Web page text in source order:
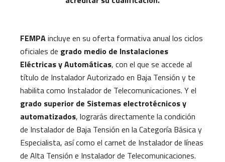
FEMPAincluye en su oferta formativa anual los ciclos
oficiales de grado medio de Instalaciones
Eléctricas y Automáticas, con el que se accede al
título de Instalador Autorizado en Baja Tensión y te
habilita como Instalador de Telecomunicaciones. Y el
grado superior de Sistemas electrotécnicos y
automatizados, lograrás directamente la condición
de Instalador de Baja Tensión en la Categoría Básica y
Especialista, así como el carnet de Instalador de líneas
de Alta Tensión e Instalador de Telecomunicaciones.